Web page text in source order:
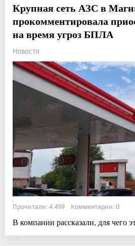
Крупная сеть АЗС в
прокомментировала
на время угроз БПЛА
Новости
Прочитали: 4 499 Комментарии: 0
В компании рассказали, для чего